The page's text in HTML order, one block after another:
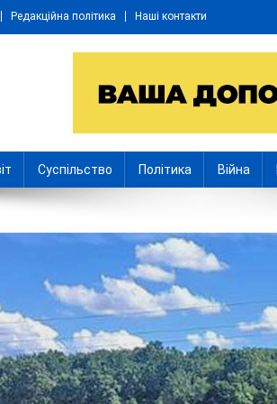
Редакційна політика Наші контакти
Суспільство Політика Війна